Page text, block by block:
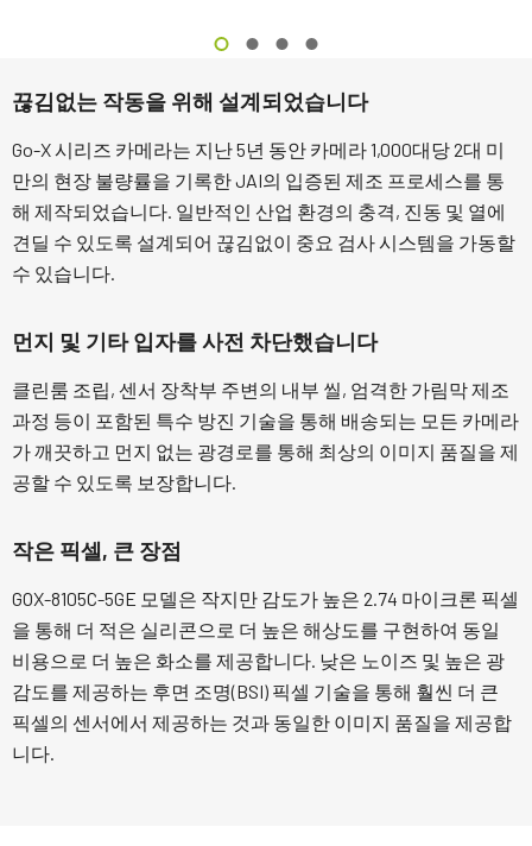
끊김없는 작동을 위해 설계되었습니다
Go-X 시리즈 카메라는 지난 5년 동안 카메라 1,000대당 2대 미
만의 현장 불량률을 기록한 JAI의 입증된 제조 프로세스를 통
해 제작되었습니다. 일반적인 산업 환경의 충격, 진동 및 열에
견딜 수 있도록 설계되어 끊김없이 중요 검사 시스템을 가동할
수 있습니다.
먼지 및 기타 입자를 사전 차단했습니다
클린룸 조립, 센서 장착부 주변의 내부 씰, 엄격한 가림막 제조
과정 등이 포함된 특수 방진 기술을 통해 배송되는 모든 카메라
가 깨끗하고 먼지 없는 광경로를 통해 최상의 이미지 품질을 제
공할 수 있도록 보장합니다.
작은 픽셀, 큰 장점
GOX-8105C-5GE 모델은 작지만 감도가 높은 2.74 마이크론 픽셀
을 통해 더 적은 실리콘으로 더 높은 해상도를 구현하여 동일
비용으로 더 높은 화소를 제공합니다. 낮은 노이즈 및 높은 광
감도를 제공하는 후면 조명(BSI) 픽셀 기술을 통해 훨씬 더 큰
픽셀의 센서에서 제공하는 것과 동일한 이미지 품질을 제공합
니다.